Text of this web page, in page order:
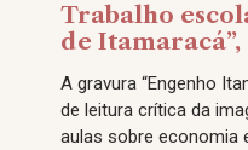
Trabalho
de
A gravura “Engenho
de leitura crítica da
aulas sobre economia